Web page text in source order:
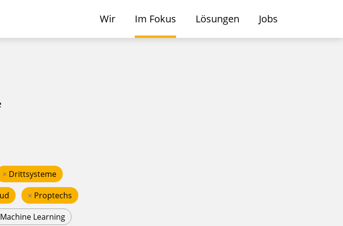
Wir Im Fokus Lösungen Jobs
× Drittsysteme
× Proptechs
Machine Learning